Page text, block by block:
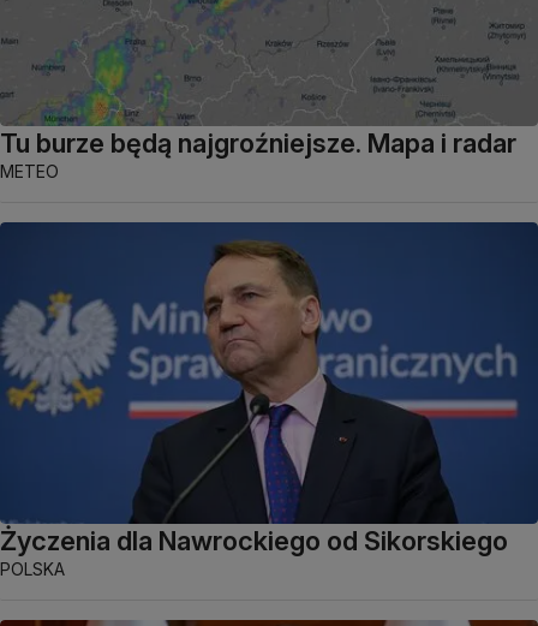
Tu burze będą najgroźniejsze. Mapa i radar
METEO
Życzenia dla Nawrockiego od Sikorskiego
POLSKA